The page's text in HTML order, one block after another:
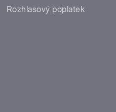
Rozhlasový poplatek